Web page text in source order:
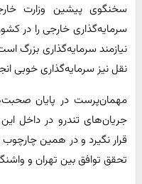
سخنگوی پیشین وزارت
سرمایه‌گذاری خارجی را در
نیازمند سرمایه‌گذاری بزرگ
نقل نیز سرمایه‌گذاری خوبی
مهمان‌پرست در پایان
جریان‌های تندرو در داخل
قرار نگیرد و در همین
تحقق توافق بین تهران و